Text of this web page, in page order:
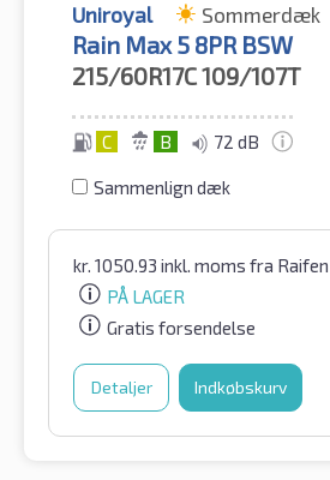
Uniroyal Sommerdæk
Rain Max 5 8PR BSW
215/60R17C109/107T
C B 72 dB
Sammenlign dæk
kr. 1050.93 inkl. moms fra
PÅ LAGER
Gratis forsendelse
Detaljer Indkøbskurv